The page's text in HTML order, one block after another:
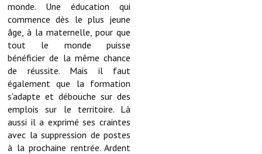
Artisans
Agents immobiliers
Réserver une salle
Salle Georges Delépine
Maison des services et des associations fressinoises
VILLE ACTIVE
monde. Une éducation qui
commence dès le plus jeune
âge, à la maternelle, pour que
tout le monde puisse
bénéficier de la même chance
de réussite. Mais il faut
également que la formation
s'adapte et débouche sur des
emplois sur le territoire. Là
aussi il a exprimé ses craintes
avec la suppression de postes
à la prochaine rentrée. Ardent